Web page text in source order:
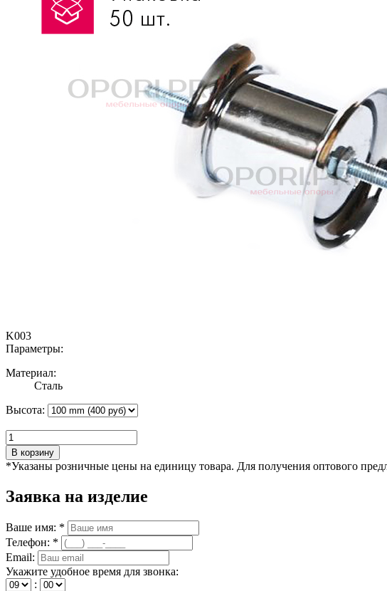
K003
Параметры:
Материал:
Сталь
Высота:
В корзину
*Указаны розничные цены на единицу товара. Для получения оптового
Заявка на изделие
Ваше имя: *
Телефон: *
Email:
Укажите удобное время для звонка:
: